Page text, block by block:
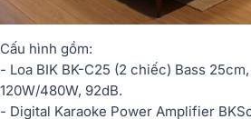
Cấu hình gồm:
- Loa BIK BK-C25 (2 chiếc) Bass
120W/480W, 92dB.
- Digital Karaoke Power Amplifier